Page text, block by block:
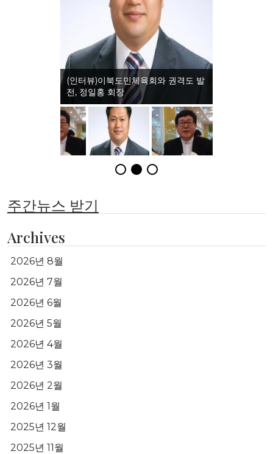
(인터뷰)이북도민체육회와 권격도 발
전, 정일홍 회장
주간뉴스 받기
Archives
2026년 8월
2026년 7월
2026년 6월
2026년 5월
2026년 4월
2026년 3월
2026년 2월
2026년 1월
2025년 12월
2025년 11월